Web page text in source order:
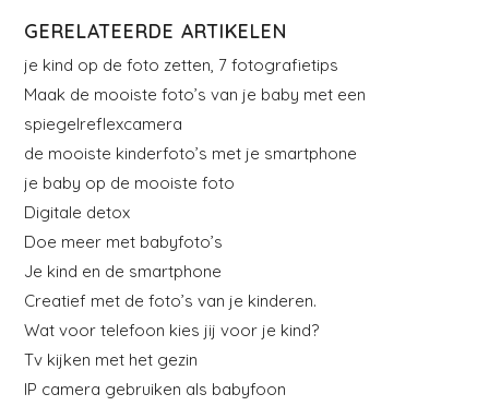
GERELATEERDE ARTIKELEN
je kind op de foto zetten, 7 fotografietips
Maak de mooiste foto’s van je baby met een
spiegelreflexcamera
de mooiste kinderfoto’s met je smartphone
je baby op de mooiste foto
Digitale detox
Doe meer met babyfoto’s
Je kind en de smartphone
Creatief met de foto’s van je kinderen.
Wat voor telefoon kies jij voor je kind?
Tv kijken met het gezin
IP camera gebruiken als babyfoon